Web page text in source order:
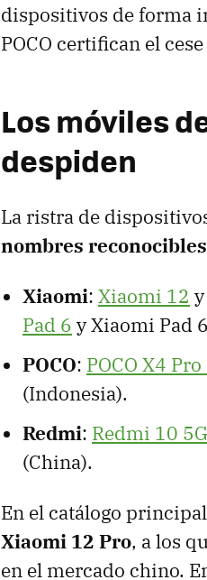
dispositivos de forma
POCO certifican el
Los móviles
despiden
La ristra de
nombres reconocibles
Xiaomi: Xiaomi 12 y
Pad 6 y Xiaomi Pad
POCO: POCO X4 Pro
(Indonesia).
Redmi: Redmi 10 5G
(China).
En el catálogo
Xiaomi 12 Pro, a los
en el mercado chino.